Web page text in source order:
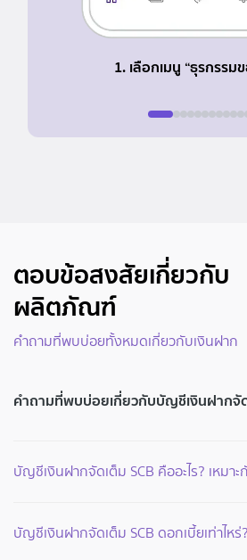
1. เลือกเมนู “ธุรกรรม
ตอบข้อสงสัยเกี่ยวกับ
ผลิตภัณฑ์
คำถามที่พบบ่อยทั้งหมดเกี่ยวกับเงินฝาก
คำถามที่พบบ่อยเกี่ยวกับบัญชีเงินฝากจั
บัญชีเงินฝากจัดเต็ม SCB คืออะไร? เหมาะ
บัญชีเงินฝากจัดเต็ม SCB ดอกเบี้ยเท่าไหร่